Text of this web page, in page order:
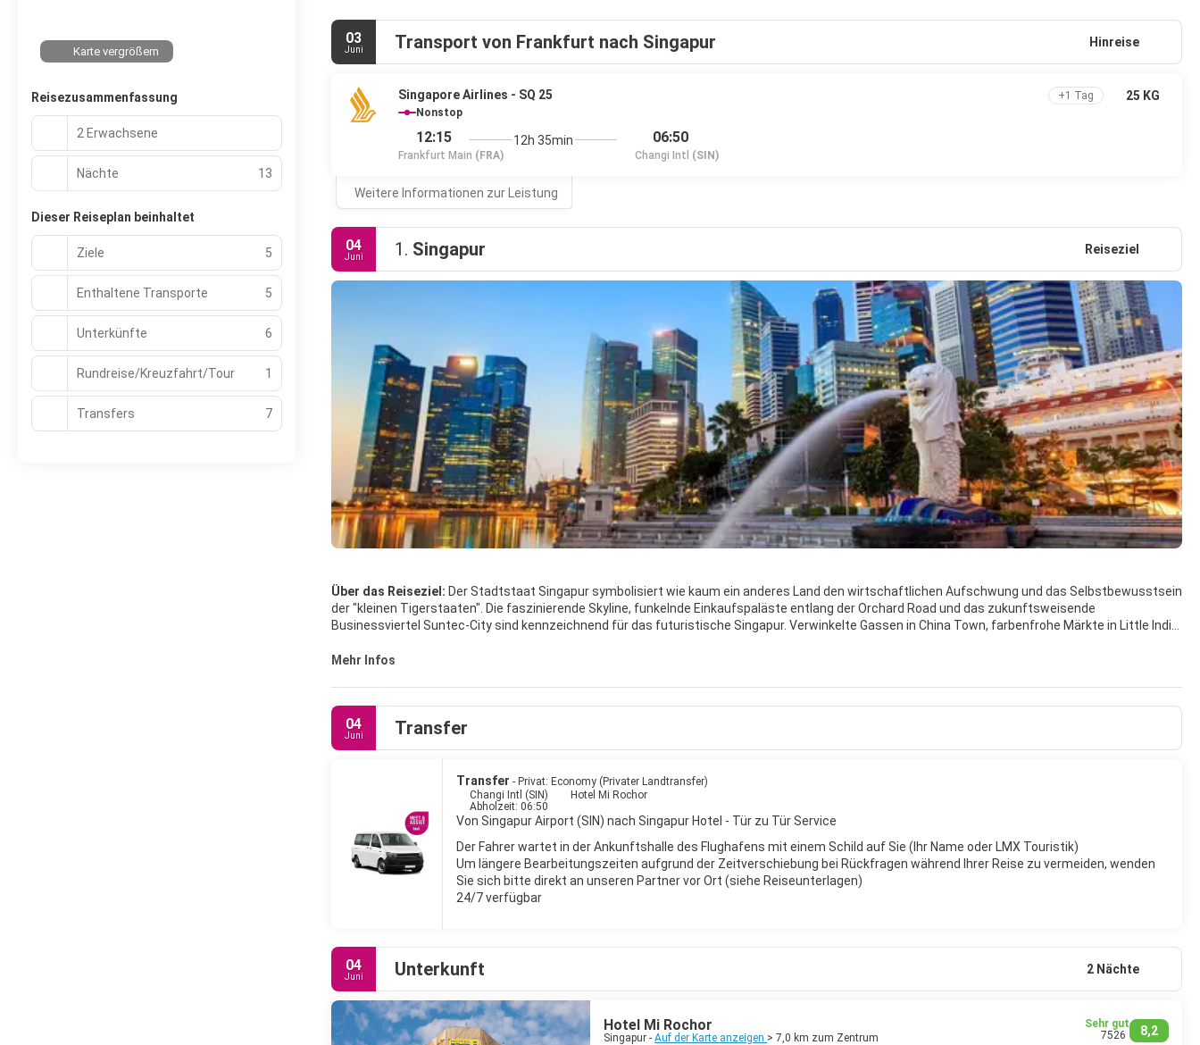
03
Juni Transport von Frankfurt nach Singapur Hinreise
Singapore Airlines - SQ 25
Nonstop
12:15
Frankfurt Main (FRA)
12h 35min 06:50
Changi Intl (SIN)
+1 Tag 25 KG
Weitere Informationen zur Leistung
04
Juni 1. Singapur Reiseziel
Über das Reiseziel: Der Stadtstaat Singapur symbolisiert wie kaum ein anderes Land den wirtschaftlichen Aufschwung und das Selbstbewusstsein
der "kleinen Tigerstaaten". Die faszinierende Skyline, funkelnde Einkaufspaläste entlang der Orchard Road und das zukunftsweisende
Businessviertel Suntec-City sind kennzeichnend für das futuristische Singapur. Verwinkelte Gassen in China Town, farbenfrohe Märkte in Little India
gelegt.
Kommunikation und Tourismus entwickelt.
Singapur besitzt eine sehr moderne U-Bahn, die es jedem Touristen erlaubt, die Stadt auf eigene Faust zu erkunden. Taxifahrten sind erschwinglich,
In Singapur herrscht ganzjährig ein warmes, feuchtes Klima. Während des Monsuns, etwa von November bis Februar, fällt der meiste Niederschlag, in
Mehr Infos
04
Juni Transfer
Transfer - Privat: Economy (Privater Landtransfer)
Changi Intl (SIN)
Hotel Mi Rochor
Abholzeit: 06:50
Von Singapur Airport (SIN) nach Singapur Hotel - Tür zu Tür Service
Der Fahrer wartet in der Ankunftshalle des Flughafens mit einem Schild auf Sie (Ihr Name oder LMX Touristik)
Um längere Bearbeitungszeiten aufgrund der Zeitverschiebung bei Rückfragen während Ihrer Reise zu vermeiden, wenden
Sie sich bitte direkt an unseren Partner vor Ort (siehe Reiseunterlagen)
24/7 verfügbar
04
Juni Unterkunft 2 Nächte
Hotel Mi Rochor
Singapur - Auf der Karte anzeigen > 7,0 km zum Zentrum
8,2
Sehr gut
7526
Karte vergrößern
Reisezusammenfassung
2 Erwachsene
Nächte 13
Dieser Reiseplan beinhaltet
Ziele 5
Enthaltene Transporte 5
Unterkünfte 6
Rundreise/Kreuzfahrt/Tour 1
Transfers 7